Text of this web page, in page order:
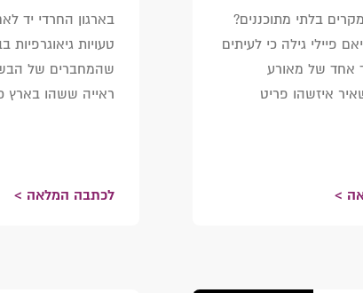
בלתי מתוכננים?
פיילי גילה כי לעיתים
אחד של מאורע
איזשהו פריט
>
בארגון החרדי יד
טעויות
שהמחברים של
ראייה ששהו בארץ
לכתבה המלאה >